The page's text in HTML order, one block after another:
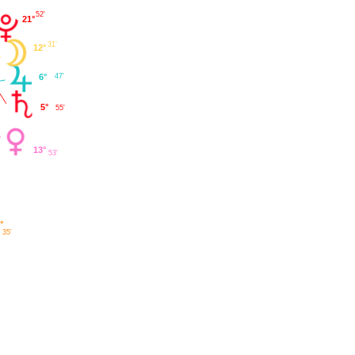
5° 55'
6° 47'
12° 31'
21°52'
35'
13° 53'